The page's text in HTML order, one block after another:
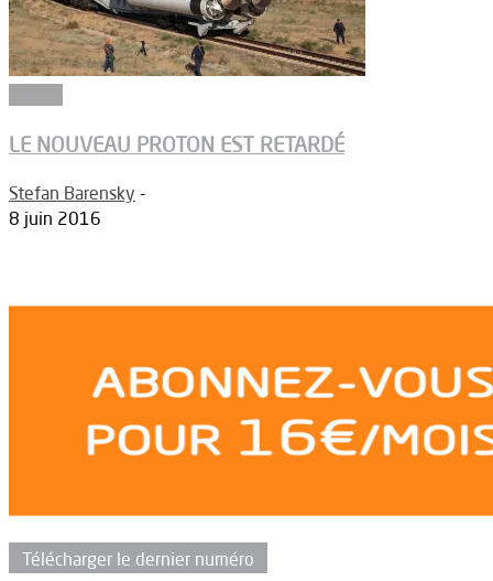
LE NOUVEAU PROTON EST RETARDÉ
Stefan Barensky -
8 juin 2016
Télécharger le dernier numéro